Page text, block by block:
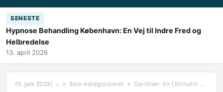
SENESTE
Hypnose Behandling København: En Vej til Indre Fred og
Helbredelse
13. april 2026
15. juni 2025 ⌂ Ikke-kategoriseret Gardiner: En Ultimativ Guide til Valg, Stilarter og Pleje